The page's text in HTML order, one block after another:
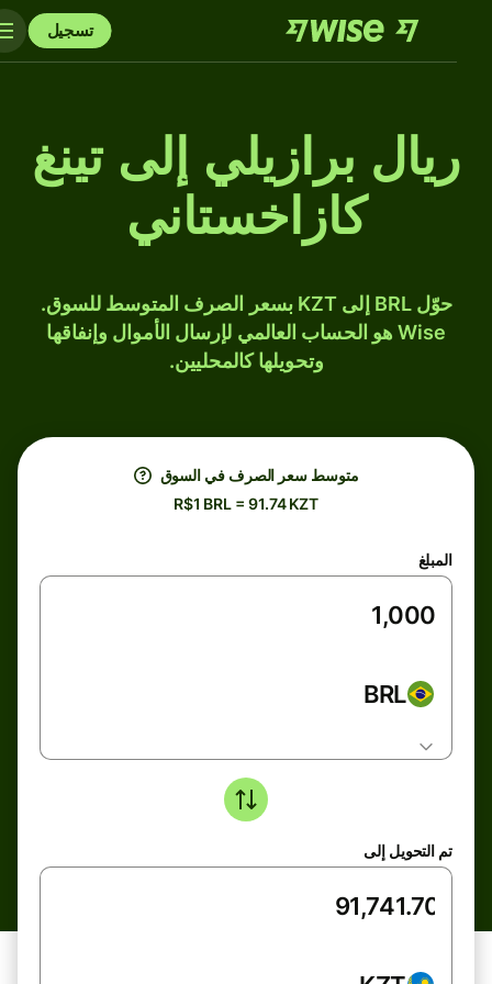
تسجيل
ريال برازيلي إلى تينغ
كازاخستاني
حوّل BRL إلى KZT بسعر الصرف المتوسط للسوق.
Wise هو الحساب العالمي لإرسال الأموال وإنفاقها
وتحويلها كالمحليين.
متوسط ​​سعر الصرف في السوق
R$1 BRL = 91.74 KZT
المبلغ
BRL
تم التحويل إلى